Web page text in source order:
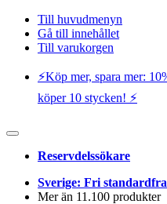
Till huvudmenyn
Gå till innehållet
Till varukorgen
⚡️Köp mer, spara mer:
köper 10 stycken! ⚡️
Reservdelssökare
Sverige: Fri
Mer än 11.100 produkter